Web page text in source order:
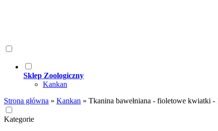
Sklep Zoologiczny
Kankan
Strona główna » Kankan » Tkanina bawełniana - fioletowe kwiatki -
Kategorie